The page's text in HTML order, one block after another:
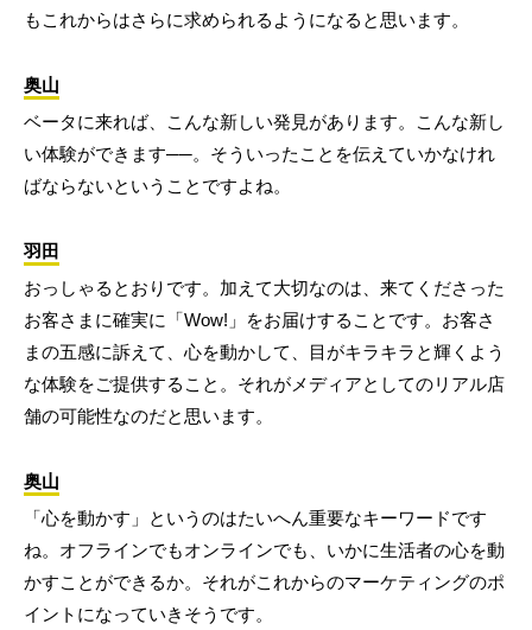
もこれからはさらに求められるようになると思います。
奥山
ベータに来れば、こんな新しい発見があります。こんな新し
い体験ができます──。そういったことを伝えていかなけれ
ばならないということですよね。
羽田
おっしゃるとおりです。加えて大切なのは、来てくださった
お客さまに確実に「Wow!」をお届けすることです。お客さ
まの五感に訴えて、心を動かして、目がキラキラと輝くよう
な体験をご提供すること。それがメディアとしてのリアル店
舗の可能性なのだと思います。
奥山
「心を動かす」というのはたいへん重要なキーワードです
ね。オフラインでもオンラインでも、いかに生活者の心を動
かすことができるか。それがこれからのマーケティングのポ
イントになっていきそうです。